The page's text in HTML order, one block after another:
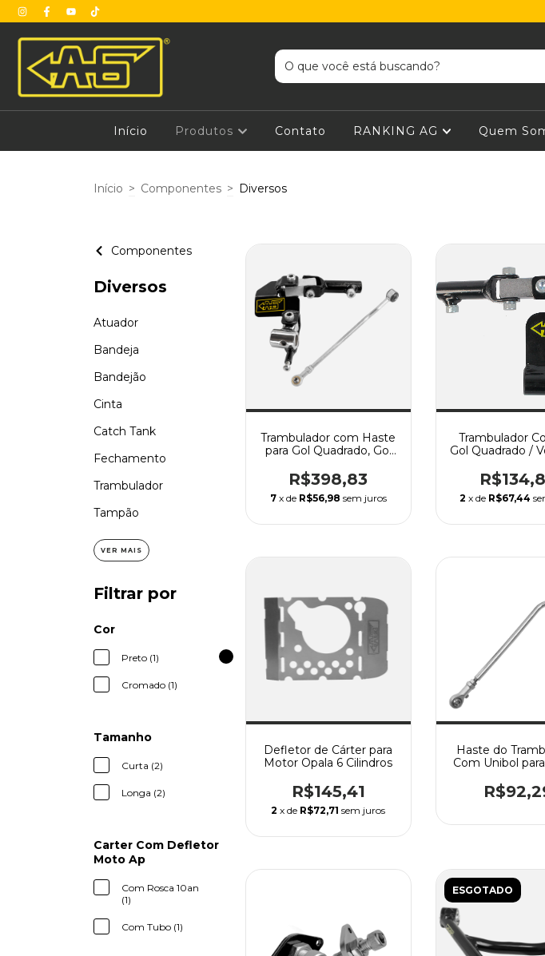
Início Produtos Contato RANKING AG Quem
Início > Componentes > Diversos
Componentes
Diversos
Atuador
Bandeja
Bandejão
Cinta
Catch Tank
Fechamento
Trambulador
Tampão
VER MAIS
Filtrar por
Cor
Preto (1)
Cromado (1)
Tamanho
Curta (2)
Longa (2)
Carter Com Defletor
Moto Ap
Com Rosca 10an
(1)
Com Tubo (1)
Trambulador com Haste
para Gol Quadrado, Gol
Parati, Santana e Passat
R$398,83
7 x de R$56,98 sem juros
Trambulador
Gol Quadrado /
Santana / Passat
2 x de R$67,44
Defletor de Cárter para
Motor Opala 6 Cilindros
R$145,41
2 x de R$72,71 sem juros
Haste do
Com Unibol
ESGOTADO